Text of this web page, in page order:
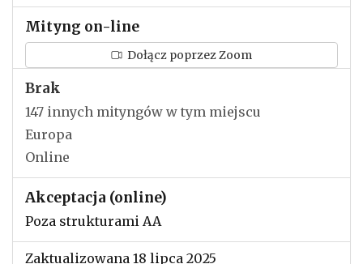
Mityng on-line
Dołącz poprzez Zoom
Brak
147 innych mityngów w tym miejscu
Europa
Online
Akceptacja (online)
Poza strukturami AA
Zaktualizowana 18 lipca 2025